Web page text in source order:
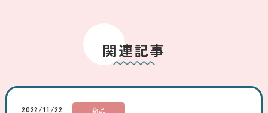
関連記事
2022/11/22 商品